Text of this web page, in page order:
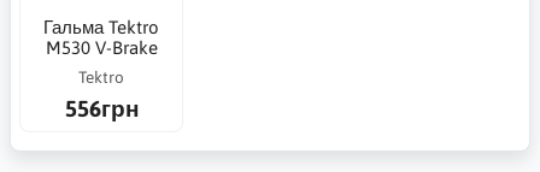
Гальма Tektro
M530 V-Brake
Tektro
556грн